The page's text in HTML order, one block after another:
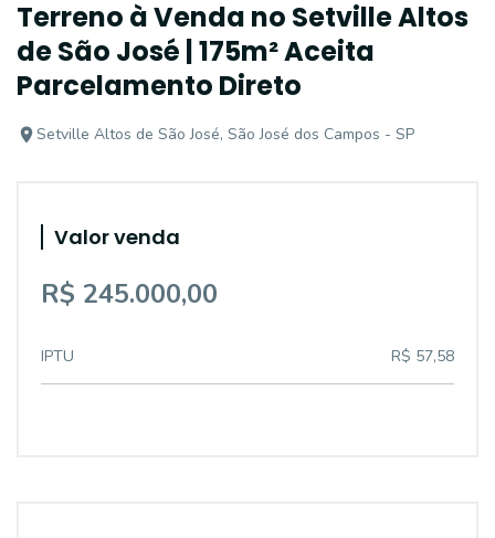
Terreno à Venda no Setville Altos
de São José | 175m² Aceita
Parcelamento Direto
Setville Altos de São José, São José dos Campos - SP
Valor venda
R$ 245.000,00
IPTU R$ 57,58